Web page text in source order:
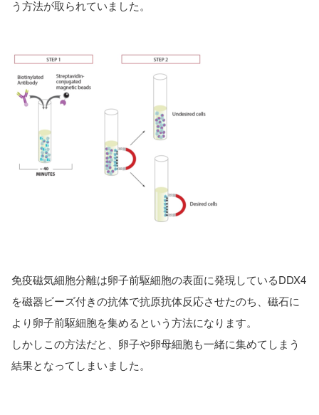
う方法が取られていました。
免疫磁気細胞分離は卵子前駆細胞の表面に発現しているDDX4
を磁器ビーズ付きの抗体で抗原抗体反応させたのち、磁石に
より卵子前駆細胞を集めるという方法になります。
しかしこの方法だと、卵子や卵母細胞も一緒に集めてしまう
結果となってしまいました。